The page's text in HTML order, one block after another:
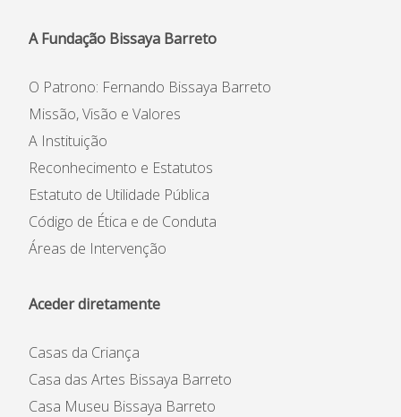
A Fundação Bissaya Barreto
O Patrono: Fernando Bissaya Barreto
Missão, Visão e Valores
A Instituição
Reconhecimento e Estatutos
Estatuto de Utilidade Pública
Código de Ética e de Conduta
Áreas de Intervenção
Aceder diretamente
Casas da Criança
Casa das Artes Bissaya Barreto
Casa Museu Bissaya Barreto